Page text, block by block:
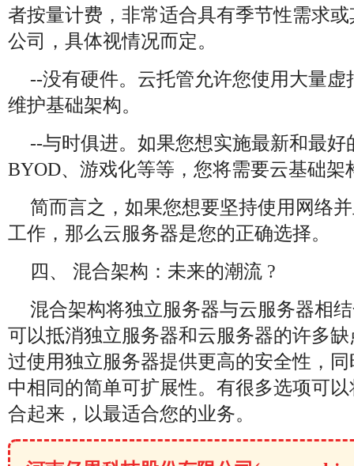
者按量计费，非常适合具有季节性需求
公司，具体视情况而定。
--没有硬件。云托管允许您使用大量虚
维护基础架构。
--与时俱进。如果您想实施最新和最好
BYOD、游戏化等等，您将需要云基础架
简而言之，如果您想要坚持使用网络
工作，那么云服务器是您的正确选择。
四、 混合架构：未来的潮流 ?
混合架构将独立服务器与云服务器相
可以抵消独立服务器和云服务器的许多
过使用独立服务器提供更高的安全性，
中相同的简单可扩展性。有很多选项可
合起来，以最适合您的业务。